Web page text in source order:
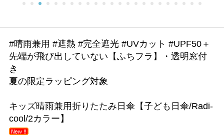
#晴雨兼用 #遮熱 #完全遮光 #UVカット #UPF50＋
先端が飛び出していない【ふちフラ】・透明窓付
き
夏の限定ラッピング対象
キッズ晴雨兼用折りたたみ日傘【子ども日傘/Radi-
cool/2カラー】